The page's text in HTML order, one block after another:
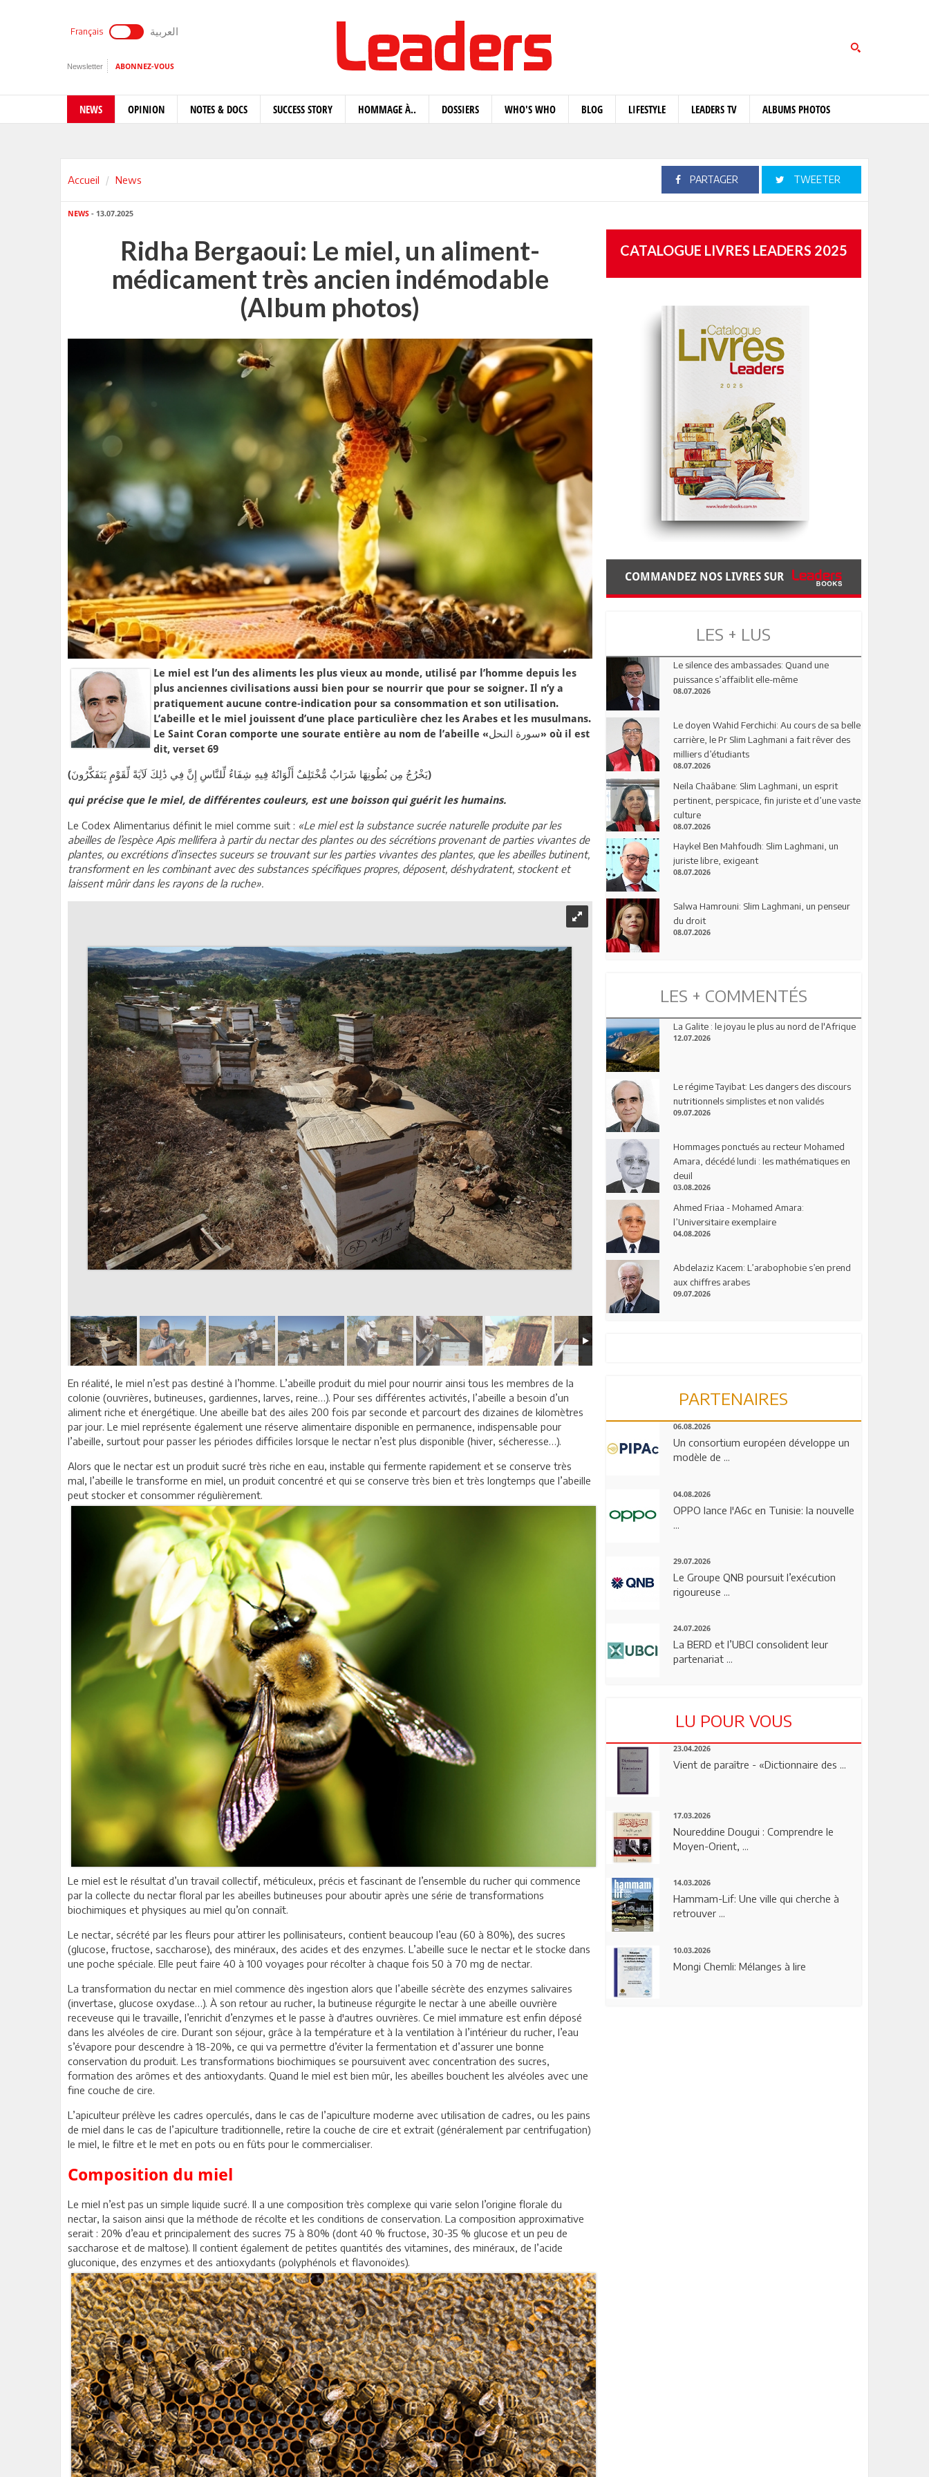
Français العربية
Newsletter ABONNEZ-VOUS
NEWS OPINION NOTES & DOCS SUCCESS STORY HOMMAGE À.. DOSSIERS WHO'S WHO BLOG LIFESTYLE LEADERS TV ALBUMS PHOTOS
Accueil News PARTAGER TWEETER
NEWS - 13.07.2025
Ridha Bergaoui: Le miel, un aliment-
médicament très ancien indémodable
(Album photos)
Le miel est l’un des aliments les plus vieux au monde, utilisé par l’homme depuis les
plus anciennes civilisations aussi bien pour se nourrir que pour se soigner. Il n’y a
pratiquement aucune contre-indication pour sa consommation et son utilisation.
L’abeille et le miel jouissent d’une place particulière chez les Arabes et les musulmans.
Le Saint Coran comporte une sourate entière au nom de l’abeille «سورة النحل» où il est
dit, verset 69
(يَخْرُجُ مِن بُطُونِهَا شَرَابٌ مُّخْتَلِفٌ أَلْوَانُهُ فِيهِ شِفَاءٌ لِّلنَّاسِ إِنَّ فِي ذَٰلِكَ لَآيَةً لِّقَوْمٍ يَتَفَكَّرُونَ)
qui précise que le miel, de différentes couleurs, est une boisson qui guérit les humains.
Le Codex Alimentarius définit le miel comme suit : «Le miel est la substance sucrée naturelle produite par les
abeilles de l’espèce Apis mellifera à partir du nectar des plantes ou des sécrétions provenant de parties vivantes de
plantes, ou excrétions d’insectes suceurs se trouvant sur les parties vivantes des plantes, que les abeilles butinent,
transforment en les combinant avec des substances spécifiques propres, déposent, déshydratent, stockent et
laissent mûrir dans les rayons de la ruche».
En réalité, le miel n’est pas destiné à l’homme. L’abeille produit du miel pour nourrir ainsi tous les membres de la
colonie (ouvrières, butineuses, gardiennes, larves, reine…). Pour ses différentes activités, l’abeille a besoin d’un
aliment riche et énergétique. Une abeille bat des ailes 200 fois par seconde et parcourt des dizaines de kilomètres
par jour. Le miel représente également une réserve alimentaire disponible en permanence, indispensable pour
l’abeille, surtout pour passer les périodes difficiles lorsque le nectar n’est plus disponible (hiver, sécheresse…).
Alors que le nectar est un produit sucré très riche en eau, instable qui fermente rapidement et se conserve très
mal, l’abeille le transforme en miel, un produit concentré et qui se conserve très bien et très longtemps que l’abeille
peut stocker et consommer régulièrement.
Le miel est le résultat d’un travail collectif, méticuleux, précis et fascinant de l’ensemble du rucher qui commence
par la collecte du nectar floral par les abeilles butineuses pour aboutir après une série de transformations
biochimiques et physiques au miel qu’on connaît.
Le nectar, sécrété par les fleurs pour attirer les pollinisateurs, contient beaucoup l’eau (60 à 80%), des sucres
(glucose, fructose, saccharose), des minéraux, des acides et des enzymes. L’abeille suce le nectar et le stocke dans
une poche spéciale. Elle peut faire 40 à 100 voyages pour récolter à chaque fois 50 à 70 mg de nectar.
La transformation du nectar en miel commence dès ingestion alors que l’abeille sécrète des enzymes salivaires
(invertase, glucose oxydase…). À son retour au rucher, la butineuse régurgite le nectar à une abeille ouvrière
receveuse qui le travaille, l’enrichit d’enzymes et le passe à d'autres ouvrières. Ce miel immature est enfin déposé
dans les alvéoles de cire. Durant son séjour, grâce à la température et à la ventilation à l’intérieur du rucher, l’eau
s’évapore pour descendre à 18-20%, ce qui va permettre d’éviter la fermentation et d’assurer une bonne
conservation du produit. Les transformations biochimiques se poursuivent avec concentration des sucres,
formation des arômes et des antioxydants. Quand le miel est bien mûr, les abeilles bouchent les alvéoles avec une
fine couche de cire.
L’apiculteur prélève les cadres operculés, dans le cas de l’apiculture moderne avec utilisation de cadres, ou les pains
de miel dans le cas de l’apiculture traditionnelle, retire la couche de cire et extrait (généralement par centrifugation)
le miel, le filtre et le met en pots ou en fûts pour le commercialiser.
Composition du miel
Le miel n’est pas un simple liquide sucré. Il a une composition très complexe qui varie selon l’origine florale du
nectar, la saison ainsi que la méthode de récolte et les conditions de conservation. La composition approximative
serait : 20% d’eau et principalement des sucres 75 à 80% (dont 40 % fructose, 30-35 % glucose et un peu de
saccharose et de maltose). Il contient également de petites quantités des vitamines, des minéraux, de l’acide
gluconique, des enzymes et des antioxydants (polyphénols et flavonoïdes).
CATALOGUE LIVRES LEADERS 2025
COMMANDEZ NOS LIVRES SUR
LES + LUS
Le silence des ambassades: Quand une
puissance s’affaiblit elle-même
08.07.2026
Le doyen Wahid Ferchichi: Au cours de sa belle
carrière, le Pr Slim Laghmani a fait rêver des
milliers d’étudiants
08.07.2026
Neila Chaâbane: Slim Laghmani, un esprit
pertinent, perspicace, fin juriste et d’une vaste
culture
08.07.2026
Haykel Ben Mahfoudh: Slim Laghmani, un
juriste libre, exigeant
08.07.2026
Salwa Hamrouni: Slim Laghmani, un penseur
du droit
08.07.2026
LES + COMMENTÉS
La Galite : le joyau le plus au nord de l'Afrique
12.07.2026
Le régime Tayibat: Les dangers des discours
nutritionnels simplistes et non validés
09.07.2026
Hommages ponctués au recteur Mohamed
Amara, décédé lundi : les mathématiques en
deuil
03.08.2026
Ahmed Friaa - Mohamed Amara:
l’Universitaire exemplaire
04.08.2026
Abdelaziz Kacem: L’arabophobie s’en prend
aux chiffres arabes
09.07.2026
PARTENAIRES
06.08.2026
Un consortium européen développe un
modèle de ...
04.08.2026
OPPO lance l'A6c en Tunisie: la nouvelle
...
29.07.2026
Le Groupe QNB poursuit l’exécution
rigoureuse ...
24.07.2026
La BERD et l’UBCI consolident leur
partenariat ...
LU POUR VOUS
23.04.2026
Vient de paraître - «Dictionnaire des ...
17.03.2026
Noureddine Dougui : Comprendre le
Moyen-Orient, ...
14.03.2026
Hammam-Lif: Une ville qui cherche à
retrouver ...
10.03.2026
Mongi Chemli: Mélanges à lire